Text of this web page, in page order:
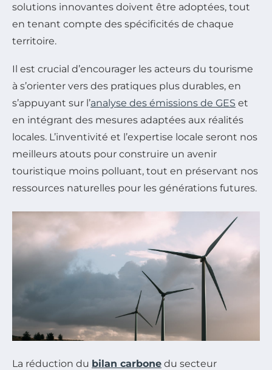
solutions innovantes doivent être adoptées, tout
en tenant compte des spécificités de chaque
territoire.
Il est crucial d’encourager les acteurs du tourisme
à s’orienter vers des pratiques plus durables, en
s’appuyant sur l’analyse des émissions de GES et
en intégrant des mesures adaptées aux réalités
locales. L’inventivité et l’expertise locale seront nos
meilleurs atouts pour construire un avenir
touristique moins polluant, tout en préservant nos
ressources naturelles pour les générations futures.
La réduction du bilan carbone du secteur